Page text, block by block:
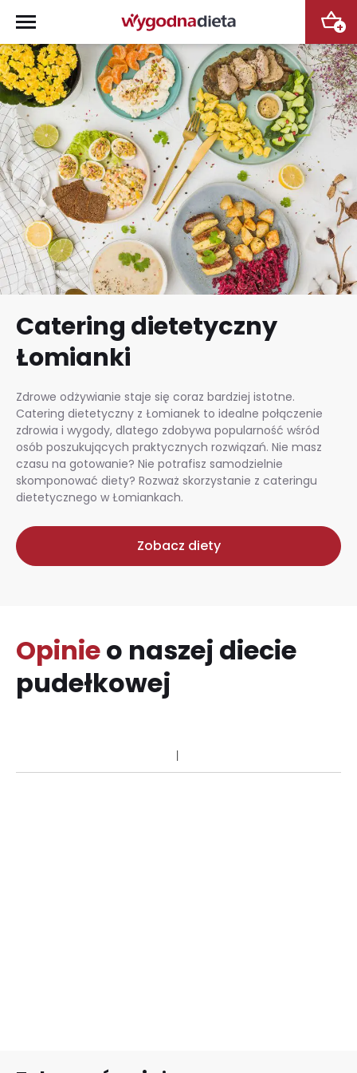
+
Catering dietetyczny
Łomianki
Zdrowe odżywianie staje się coraz bardziej istotne.
Catering dietetyczny z Łomianek to idealne połączenie
zdrowia i wygody, dlatego zdobywa popularność wśród
osób poszukujących praktycznych rozwiązań. Nie masz
czasu na gotowanie? Nie potrafisz samodzielnie
skomponować diety? Rozważ skorzystanie z cateringu
dietetycznego w Łomiankach.
Zobacz diety
Opinieo naszej diecie
pudełkowej